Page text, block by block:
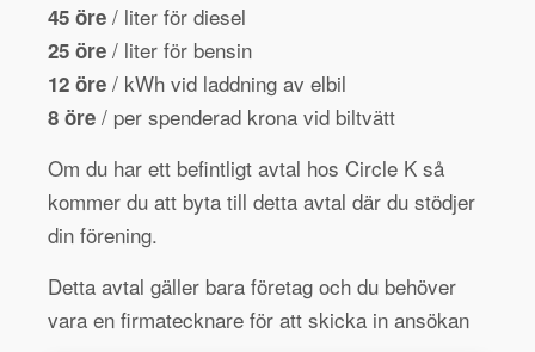
45 öre / liter för diesel
25 öre / liter för bensin
12 öre / kWh vid laddning av elbil
8 öre / per spenderad krona vid biltvätt
Om du har ett befintligt avtal hos Circle K så
kommer du att byta till detta avtal där du stödjer
din förening.
Detta avtal gäller bara företag och du behöver
vara en firmatecknare för att skicka in ansökan